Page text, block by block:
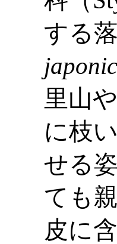
する
里山
に枝
せる
ても
皮に